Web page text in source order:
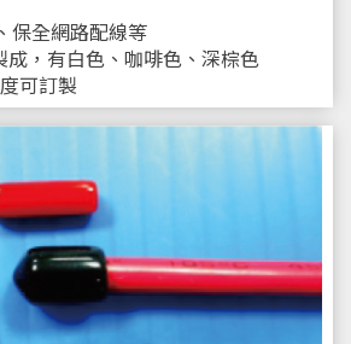
保全網路配線等
成，有白色、咖啡色、深棕色
可訂製